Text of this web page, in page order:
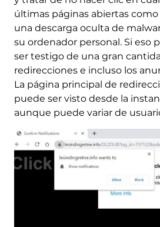
últimas páginas abiertas
una descarga oculta de
su ordenador personal. Si eso
ser testigo de una gran
redirecciones e incluso los
La página principal de
puede ser visto desde la
aunque puede variar de